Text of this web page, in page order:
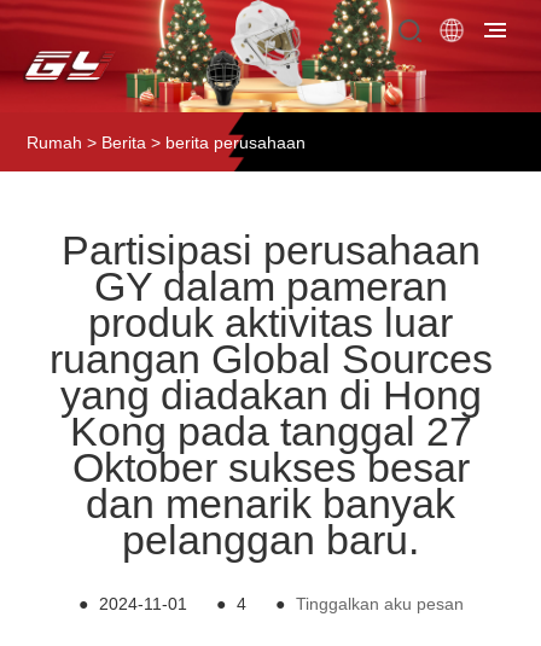
Rumah > Berita > berita perusahaan
Partisipasi perusahaan
GY dalam pameran
produk aktivitas luar
ruangan Global Sources
yang diadakan di Hong
Kong pada tanggal 27
Oktober sukses besar
dan menarik banyak
pelanggan baru.
● 2024-11-01 ● 4 ● Tinggalkan aku pesan